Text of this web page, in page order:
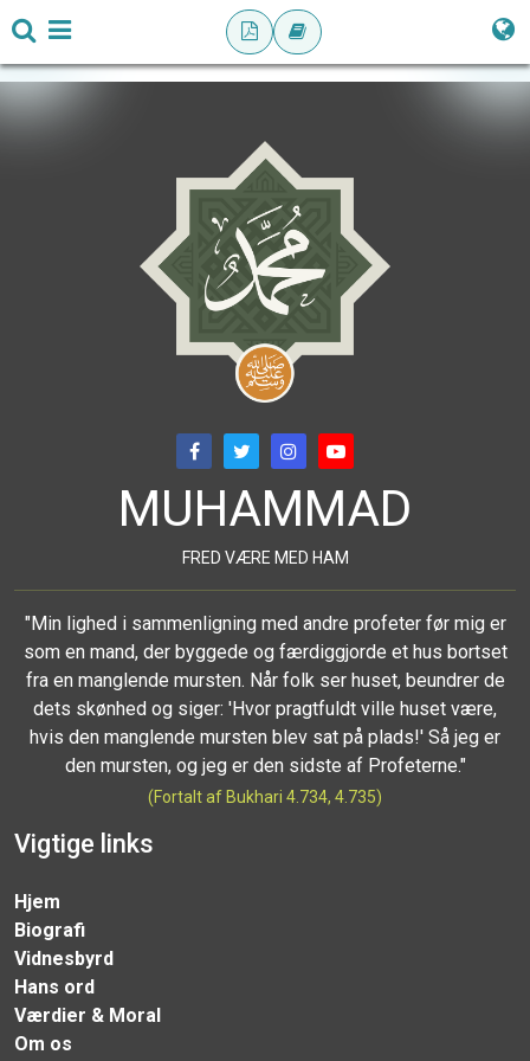
MUHAMMAD
FRED VÆRE MED HAM
"Min lighed i sammenligning med andre profeter før mig er
som en mand, der byggede og færdiggjorde et hus bortset
fra en manglende mursten. Når folk ser huset, beundrer de
dets skønhed og siger: 'Hvor pragtfuldt ville huset være,
hvis den manglende mursten blev sat på plads!' Så jeg er
den mursten, og jeg er den sidste af Profeterne."
(Fortalt af Bukhari 4.734, 4.735)
Vigtige links
Hjem
Biografi
Vidnesbyrd
Hans ord
Værdier & Moral
Om os